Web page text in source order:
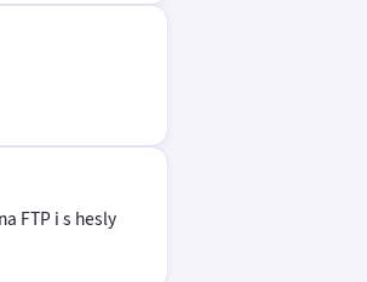
FTP i s hesly